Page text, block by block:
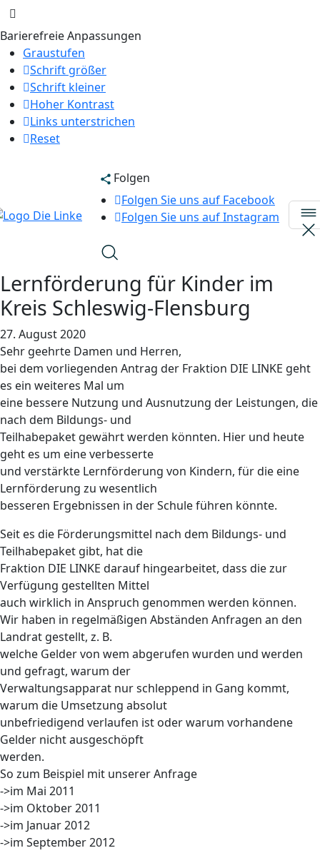
Barierefreie Anpassungen
Graustufen
Schrift größer
Schrift kleiner
Hoher Kontrast
Links unterstrichen
Reset
Folgen
Folgen Sie uns auf Facebook
Folgen Sie uns auf Instagram
Lernförderung für Kinder im
Kreis Schleswig-Flensburg
27. August 2020
Sehr geehrte Damen und Herren,
bei dem vorliegenden Antrag der Fraktion DIE LINKE geht
es ein weiteres Mal um
eine bessere Nutzung und Ausnutzung der Leistungen, die
nach dem Bildungs- und
Teilhabepaket gewährt werden könnten. Hier und heute
geht es um eine verbesserte
und verstärkte Lernförderung von Kindern, für die eine
Lernförderung zu wesentlich
besseren Ergebnissen in der Schule führen könnte.
Seit es die Förderungsmittel nach dem Bildungs- und
Teilhabepaket gibt, hat die
Fraktion DIE LINKE darauf hingearbeitet, dass die zur
Verfügung gestellten Mittel
auch wirklich in Anspruch genommen werden können.
Wir haben in regelmäßigen Abständen Anfragen an den
Landrat gestellt, z. B.
welche Gelder von wem abgerufen wurden und werden
und gefragt, warum der
Verwaltungsapparat nur schleppend in Gang kommt,
warum die Umsetzung absolut
unbefriedigend verlaufen ist oder warum vorhandene
Gelder nicht ausgeschöpft
werden.
So zum Beispiel mit unserer Anfrage
->im Mai 2011
->im Oktober 2011
->im Januar 2012
->im September 2012